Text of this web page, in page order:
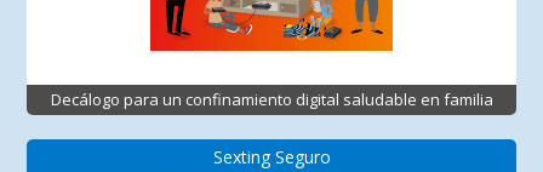
Decálogo para un confinamiento digital saludable en familia
Sexting Seguro